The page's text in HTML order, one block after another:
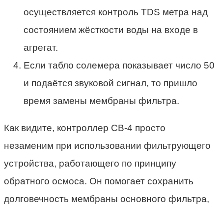
осуществляется контроль TDS метра над
состоянием жёсткости воды на входе в
агрегат.
Если табло солемера показывает число 50
и подаётся звуковой сигнал, то пришло
время замены мембраны фильтра.
Как видите, контроллер СВ-4 просто
незаменим при использовании фильтрующего
устройства, работающего по принципу
обратного осмоса. Он помогает сохранить
долговечность мембраны основного фильтра,